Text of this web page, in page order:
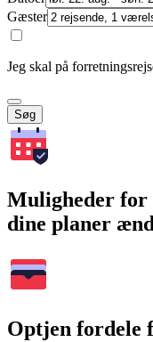
Gæster
Jeg skal på
Søg
Muligheder for
dine planer
Optjen fordele